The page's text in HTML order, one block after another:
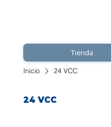
Tienda
Inicio 24 VCC
24 VCC